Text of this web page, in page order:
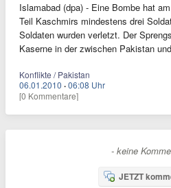
Islamabad (dpa) - Eine Bombe hat
Teil Kaschmirs mindestens drei
Soldaten wurden verletzt. Der
Kaserne in der zwischen Pakistan
Konflikte / Pakistan
06.01.2010 ·06:08 Uhr
[0 Kommentare]
- keine
JETZT